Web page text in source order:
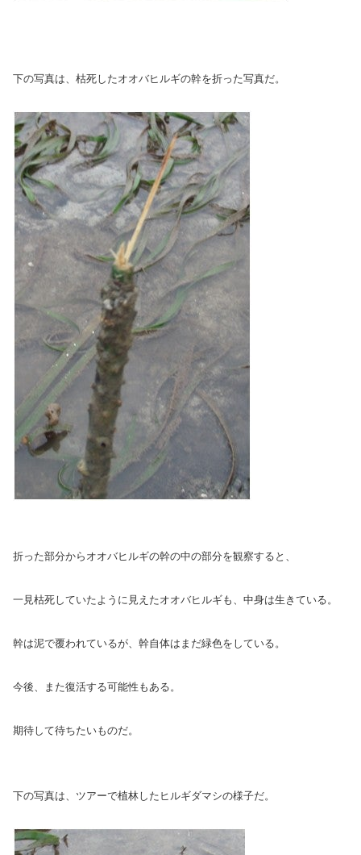
下の写真は、枯死したオオバヒルギの幹を折った写真だ。
折った部分からオオバヒルギの幹の中の部分を観察すると、
一見枯死していたように見えたオオバヒルギも、中身は生きている。
幹は泥で覆われているが、幹自体はまだ緑色をしている。
今後、また復活する可能性もある。
期待して待ちたいものだ。
下の写真は、ツアーで植林したヒルギダマシの様子だ。